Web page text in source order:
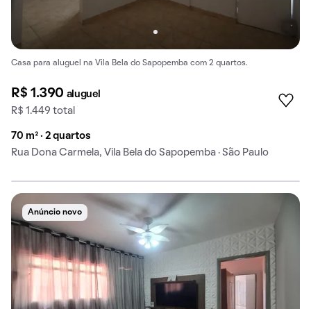
Casa para aluguel na Vila Bela do Sapopemba com 2 quartos.
R$ 1.390 aluguel
R$ 1.449 total
70 m² · 2 quartos
Rua Dona Carmela, Vila Bela do Sapopemba · São Paulo
Anúncio novo